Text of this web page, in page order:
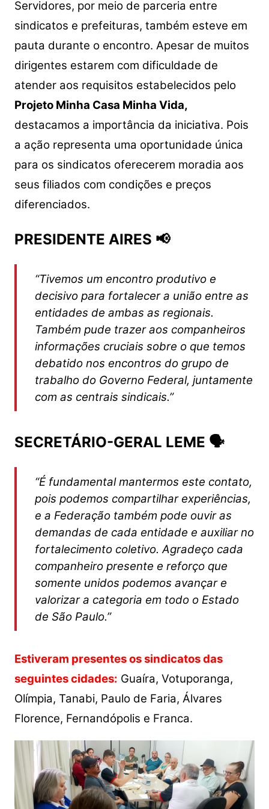
Servidores, por meio de parceria entre
sindicatos e prefeituras, também esteve em
pauta durante o encontro. Apesar de muitos
dirigentes estarem com dificuldade de
atender aos requisitos estabelecidos pelo
Projeto Minha Casa Minha Vida,
destacamos a importância da iniciativa. Pois
a ação representa uma oportunidade única
para os sindicatos oferecerem moradia aos
seus filiados com condições e preços
diferenciados.
PRESIDENTE AIRES 📢
“Tivemos um encontro produtivo e
decisivo para fortalecer a união entre as
entidades de ambas as regionais.
Também pude trazer aos companheiros
informações cruciais sobre o que temos
debatido nos encontros do grupo de
trabalho do Governo Federal, juntamente
com as centrais sindicais.”
SECRETÁRIO-GERAL LEME 🗣️
“É fundamental mantermos este contato,
pois podemos compartilhar experiências,
e a Federação também pode ouvir as
demandas de cada entidade e auxiliar no
fortalecimento coletivo. Agradeço cada
companheiro presente e reforço que
somente unidos podemos avançar e
valorizar a categoria em todo o Estado
de São Paulo.”
Estiveram presentes os sindicatos das
seguintes cidades: Guaíra, Votuporanga,
Olímpia, Tanabi, Paulo de Faria, Álvares
Florence, Fernandópolis e Franca.